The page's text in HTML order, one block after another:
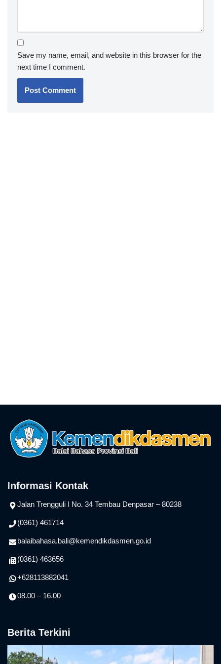
Save my name, email, and website in this browser for the
next time I comment.
Informasi Kontak
Jalan Trengguli I No. 34 Tembau Denpasar – 80238
(0361) 461714
balaibahasa.bali@kemendikdasmen.go.id
(0361) 463656
+628113882041
08.00 – 16.00
Berita Terkini